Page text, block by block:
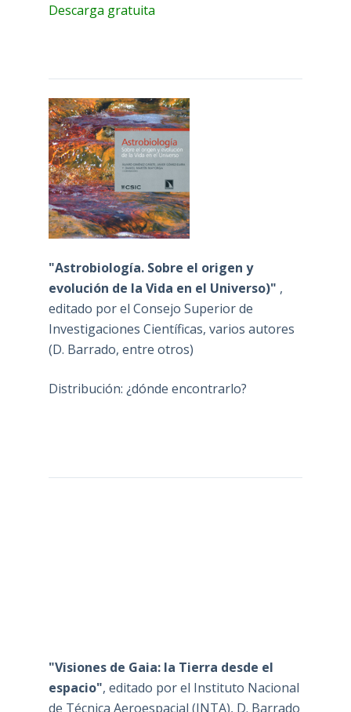
Descarga gratuita
"Astrobiología. Sobre el origen y
evolución de la Vida en el Universo)" ,
editado por el Consejo Superior de
Investigaciones Científicas, varios autores
(D. Barrado, entre otros)
Distribución: ¿dónde encontrarlo?
"Visiones de Gaia: la Tierra desde el
espacio", editado por el Instituto Nacional
de Técnica Aeroespacial (INTA), D. Barrado